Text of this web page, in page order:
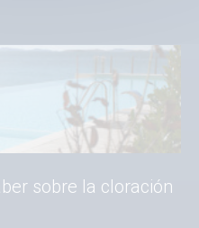
sobre la cloración